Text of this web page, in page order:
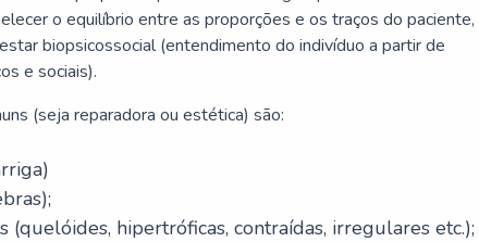
o equilíbrio entre as proporções e os traços do paciente,
biopsicossocial (entendimento do indivíduo a partir de
e sociais).
(seja reparadora ou estética) são:
(quelóides, hipertróficas, contraídas, irregulares etc.);